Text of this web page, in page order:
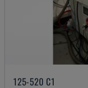
125-520 C1